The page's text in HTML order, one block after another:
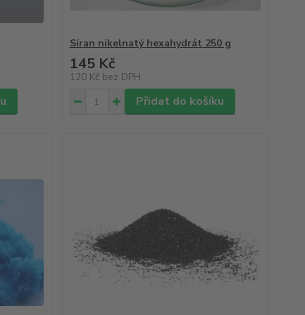
Síran nikelnatý hexahydrát 250 g
145 Kč
120 Kč bez DPH
Přidat do košíku